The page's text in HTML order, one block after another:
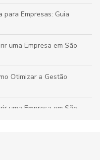
Empresas: Guia
uma Empresa em São
Otimizar a Gestão
uma Empresa em São